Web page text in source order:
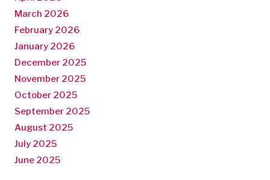
March 2026
February 2026
January 2026
December 2025
November 2025
October 2025
September 2025
August 2025
July 2025
June 2025